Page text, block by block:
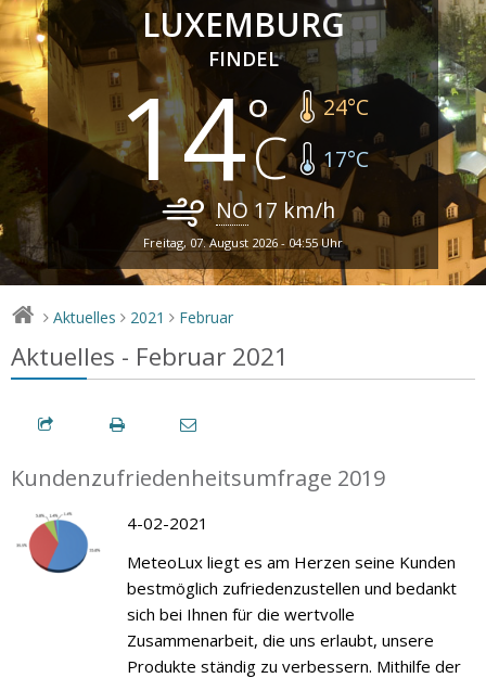
LUXEMBURG
FINDEL
14 24°C
17°C
NO 17 km/h
Freitag, 07. August 2026 - 04:55 Uhr
> Aktuelles > 2021 > Februar
Aktuelles - Februar 2021
Kundenzufriedenheitsumfrage 2019
4-02-2021
MeteoLux liegt es am Herzen seine Kunden
bestmöglich zufriedenzustellen und bedankt
sich bei Ihnen für die wertvolle
Zusammenarbeit, die uns erlaubt, unsere
Produkte ständig zu verbessern. Mithilfe der